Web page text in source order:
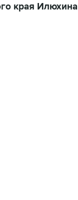
края Илюхина